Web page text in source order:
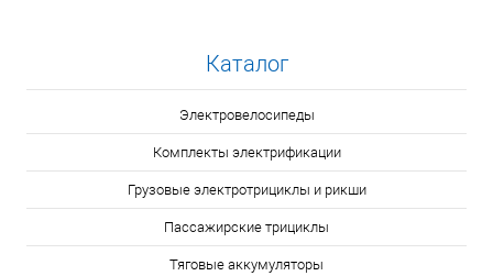
Каталог
Электровелосипеды
Комплекты электрификации
Грузовые электротрициклы и рикши
Пассажирские трициклы
Тяговые аккумуляторы